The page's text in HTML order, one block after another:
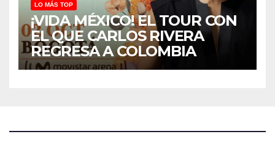
LO MÁS TOP
¡VIDA MÉXICO! EL TOUR CON
EL QUE CARLOS RIVERA
REGRESA A COLOMBIA